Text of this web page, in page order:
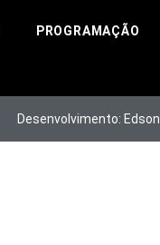
PROGRAMAÇÃO
Desenvolvimento: Edson